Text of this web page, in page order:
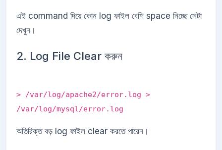
এই command দিয়ে কোন log ফাইল বেশি space নিচ্ছে সেটা
দেখুন।
2. Log File Clear করুন
> /var/log/apache2/error.log >
/var/log/mysql/error.log
অতিরিক্ত বড় log ফাইল clear করতে পারেন।